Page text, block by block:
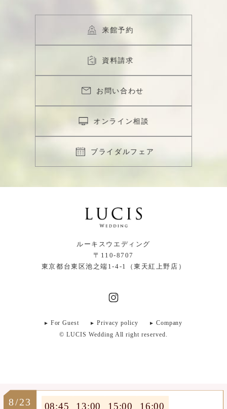
8/23 08:45 13:00 15:00 16:00
来館予約
資料請求
お問い合わせ
オンライン相談
ブライダルフェア
ルーキスウエディング
〒110-8707
東京都台東区池之端1-4-1（東天紅上野店）
For Guest Privacy policy
Company
© LUCIS Wedding All right reserved.